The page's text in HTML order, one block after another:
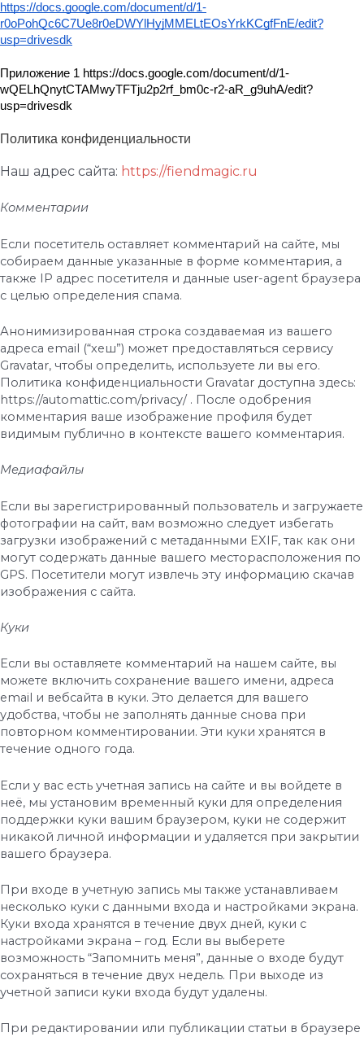
https://docs.google.com/document/d/1-
r0oPohQc6C7Ue8r0eDWYlHyjMMELtEOsYrkKCgfFnE/edit?
usp=drivesdk
Приложение 1 https://docs.google.com/document/d/1-
wQELhQnytCTAMwyTFTju2p2rf_bm0c-r2-aR_g9uhA/edit?
usp=drivesdk
Политика конфиденциальности
Наш адрес сайта: https://fiendmagic.ru
Комментарии
Если посетитель оставляет комментарий на сайте, мы
собираем данные указанные в форме комментария, а
также IP адрес посетителя и данные user-agent браузера
с целью определения спама.
Анонимизированная строка создаваемая из вашего
адреса email (“хеш”) может предоставляться сервису
Gravatar, чтобы определить, используете ли вы его.
Политика конфиденциальности Gravatar доступна здесь:
https://automattic.com/privacy/ . После одобрения
комментария ваше изображение профиля будет
видимым публично в контексте вашего комментария.
Медиафайлы
Если вы зарегистрированный пользователь и загружаете
фотографии на сайт, вам возможно следует избегать
загрузки изображений с метаданными EXIF, так как они
могут содержать данные вашего месторасположения по
GPS. Посетители могут извлечь эту информацию скачав
изображения с сайта.
Куки
Если вы оставляете комментарий на нашем сайте, вы
можете включить сохранение вашего имени, адреса
email и вебсайта в куки. Это делается для вашего
удобства, чтобы не заполнять данные снова при
повторном комментировании. Эти куки хранятся в
течение одного года.
Если у вас есть учетная запись на сайте и вы войдете в
неё, мы установим временный куки для определения
поддержки куки вашим браузером, куки не содержит
никакой личной информации и удаляется при закрытии
вашего браузера.
При входе в учетную запись мы также устанавливаем
несколько куки с данными входа и настройками экрана.
Куки входа хранятся в течение двух дней, куки с
настройками экрана – год. Если вы выберете
возможность “Запомнить меня”, данные о входе будут
сохраняться в течение двух недель. При выходе из
учетной записи куки входа будут удалены.
При редактировании или публикации статьи в браузере